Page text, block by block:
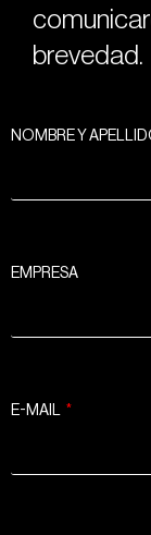
brevedad.
NOMBRE Y
EMPRESA
E-MAIL